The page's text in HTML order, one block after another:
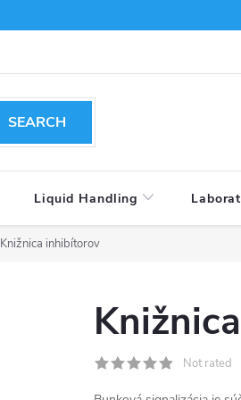
SEARCH
Liquid Handling
Knižnica inhibítorov
Not rated